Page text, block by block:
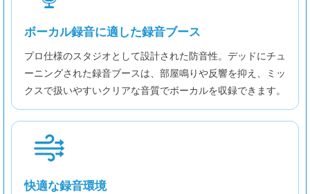
ボーカル録音に適した録音ブース
プロ仕様のスタジオとして設計された防音性。デッドにチュ
ーニングされた録音ブースは、部屋鳴りや反響を抑え、ミッ
クスで扱いやすいクリアな音質でボーカルを収録できます。
快適な録音環境